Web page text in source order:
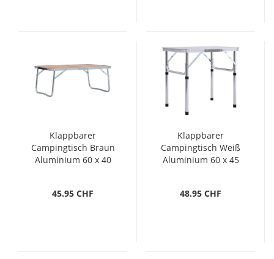
Klappbarer
Campingtisch Braun
Aluminium 60 x 40
45.95 CHF
Klappbarer
Campingtisch Weiß
Aluminium 60 x 45
48.95 CHF